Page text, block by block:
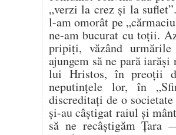
„verzi la crez și la
l-am omorât pe
ne-am bucurat cu toții.
pripiți, văzând
ajungem să ne pară
lui Hristos, în preoții
neputințele lor, în
discreditați de o
și-au câștigat raiul și
să ne recâștigăm